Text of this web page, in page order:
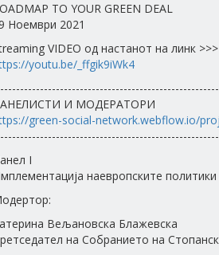
TO YOUR GREEN DEAL
Ноември 2021
VIDEO од настанот на линк >>>
youtu.be/_ffgik9iWk4
И МОДЕРАТОРИ
green-social-network.webflow.io/
I
наевропските
Вељановска Блажевска
на Собранието на